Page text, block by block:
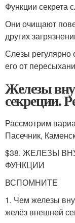
Функции секрета
Они очищают
других
Слезы регулярно
его от
Железы
секреции.
Рассмотрим
Пасечник,
$38. ЖЕЛЕЗЫ
ФУНКЦИИ
ВСПОМНИТЕ
1. Чем железы
желёз внешней